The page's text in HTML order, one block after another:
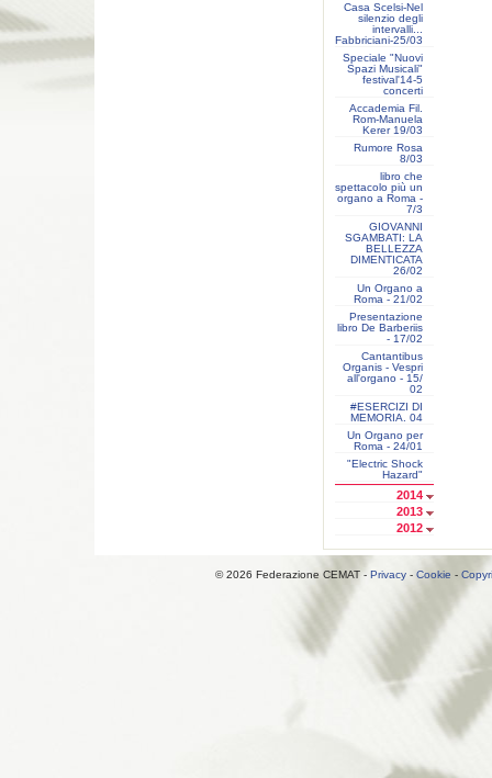
Casa Scelsi-Nel
silenzio degli
intervalli...
Fabbriciani-25/03
Speciale "Nuovi
Spazi Musicali"
festival'14-5
concerti
Accademia Fil.
Rom-Manuela
Kerer 19/03
Rumore Rosa
8/03
libro che
spettacolo più un
organo a Roma -
7/3
GIOVANNI
SGAMBATI: LA
BELLEZZA
DIMENTICATA
26/02
Un Organo a
Roma - 21/02
Presentazione
libro De Barberiis
- 17/02
Cantantibus
Organis - Vespri
all'organo - 15/
02
#ESERCIZI DI
MEMORIA. 04
Un Organo per
Roma - 24/01
"Electric Shock
Hazard"
2014
2013
2012
© 2026 Federazione CEMAT - Privacy- Cookie -